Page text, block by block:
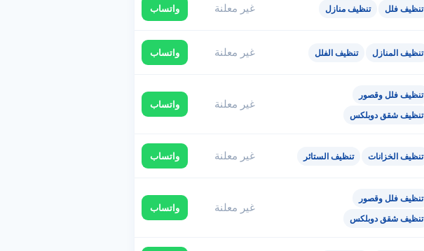
تنظيف فلل تنظيف منازل غير معلنة واتساب
تنظيف المنازل تنظيف الفلل غير معلنة واتساب
تنظيف فلل وقصور
تنظيف شقق دوبلكس
غير معلنة واتساب
تنظيف الخزانات تنظيف الستائر غير معلنة واتساب
تنظيف فلل وقصور
تنظيف شقق دوبلكس
غير معلنة واتساب